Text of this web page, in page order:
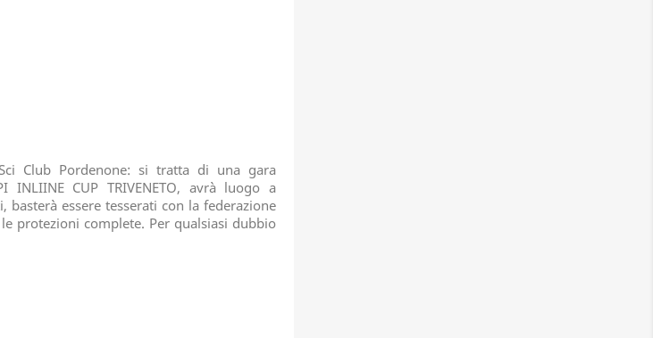
Club Pordenone: si tratta di una gara
CUP TRIVENETO, avrà luogo a
basterà essere tesserati con la federazione
le protezioni complete. Per qualsiasi dubbio